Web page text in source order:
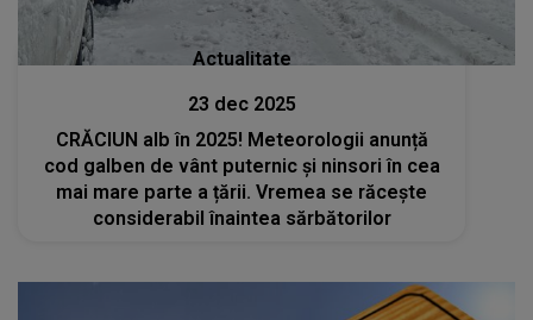
Actualitate
23 dec 2025
CRĂCIUN alb în 2025! Meteorologii anunță
cod galben de vânt puternic și ninsori în cea
mai mare parte a țării. Vremea se răcește
considerabil înaintea sărbătorilor